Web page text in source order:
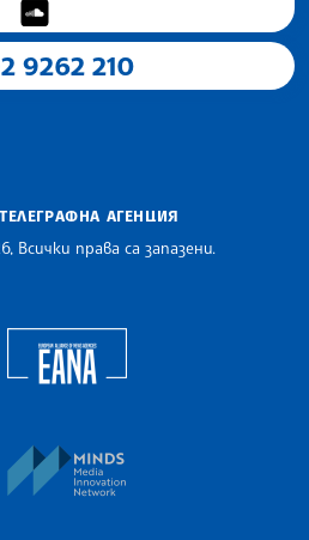
9262 210
АГЕНЦИЯ
Всички права са запазени.
of the Balkan News Agencies
Newsroom